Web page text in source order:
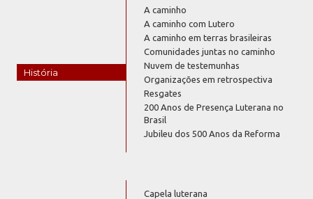
História
A caminho
A caminho com Lutero
A caminho em terras brasileiras
Comunidades juntas no caminho
Nuvem de testemunhas
Organizações em retrospectiva
Resgates
200 Anos de Presença Luterana no
Brasil
Jubileu dos 500 Anos da Reforma
Capela luterana